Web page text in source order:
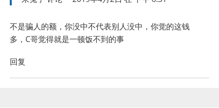
不是骗人的额，你没中不代表别人没中，你觉的这钱
多，C哥觉得就是一顿饭不到的事
回复